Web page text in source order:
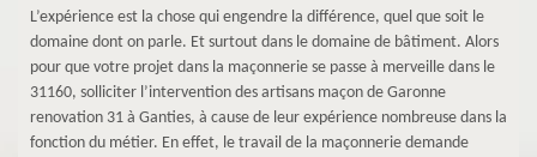
L’expérience est la chose qui engendre la différence, quel que soit le
domaine dont on parle. Et surtout dans le domaine de bâtiment. Alors
pour que votre projet dans la maçonnerie se passe à merveille dans le
31160, solliciter l’intervention des artisans maçon de Garonne
renovation 31 à Ganties, à cause de leur expérience nombreuse dans la
fonction du métier. En effet, le travail de la maçonnerie demande